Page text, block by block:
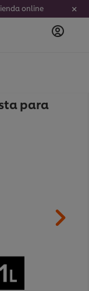
online
para